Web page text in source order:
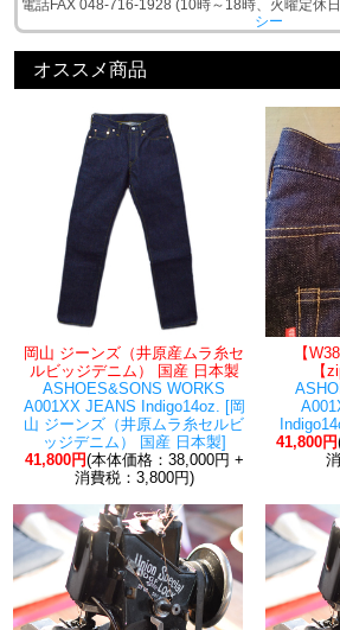
電話FAX 048-716-1928 (10時～18時、火
シー
オススメ商品
岡山 ジーンズ（井原産ムラ糸セ
ルビッジデニム） 国産 日本製
ASHOES&SONS WORKS
A001XX JEANS Indigo14oz. [岡
山 ジーンズ（井原ムラ糸セルビ
ッジデニム） 国産 日本製]
41,800円(本体価格：38,000円 +
消費税：3,800円)
【
【
41,800円